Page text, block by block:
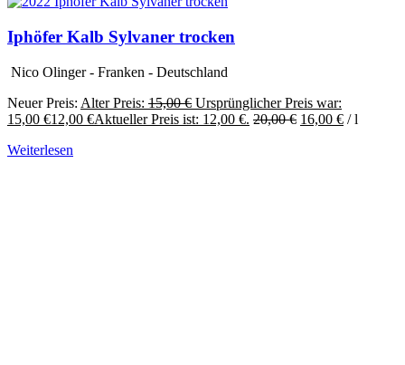
Iphöfer Kalb Sylvaner trocken
Nico Olinger - Franken - Deutschland
Neuer Preis: Alter Preis: 15,00€ Ursprünglicher Preis war:
15,00 €12,00 €Aktueller Preis ist: 12,00 €. 20,00€ 16,00 € /l
Weiterlesen